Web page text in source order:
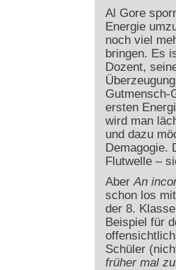
Al Gore
Energie
noch viel
bringen. Es
Dozent,
Gutmensch-
ersten
wird man
und dazu
Demagogie.
Flutwelle –
AberAn
schon los
der 8.
Beispiel für
Schüler
früher mal